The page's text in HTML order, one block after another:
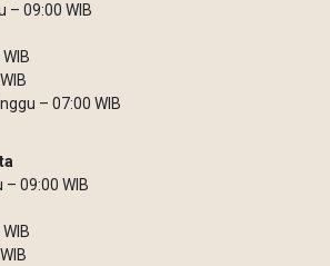
– 09:00 WIB
– 07:00 WIB
– 09:00 WIB